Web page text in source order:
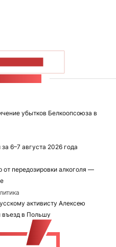
убытков Белкоопсоюза в
6–7 августа 2026 года
передозировки алкоголя —
активисту Алексею
въезд в Польшу